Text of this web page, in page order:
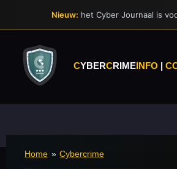
CYBERCRIMEINFO |
Home » Cybercrime
Nieuw: het Cyber Journaal is